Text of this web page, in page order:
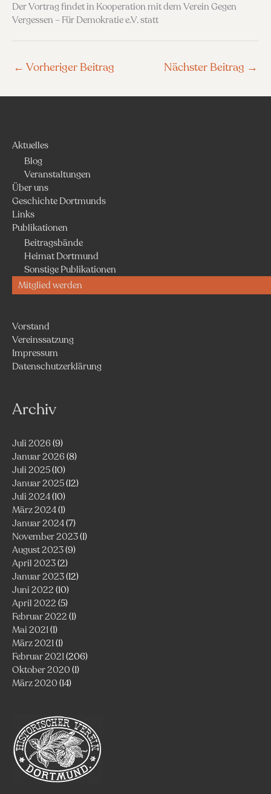
Der Vortrag findet in Kooperation mit dem Verein Gegen
Vergessen – Für Demokratie e.V. statt
← Vorheriger Beitrag Nächster Beitrag →
Aktuelles
Blog
Veranstaltungen
Über uns
Geschichte Dortmunds
Links
Publikationen
Beitragsbände
Heimat Dortmund
Sonstige Publikationen
Mitglied werden
Vorstand
Vereinssatzung
Impressum
Datenschutzerklärung
Archiv
Juli 2026(9)
Januar 2026(8)
Juli 2025(10)
Januar 2025(12)
Juli 2024(10)
März 2024(1)
Januar 2024(7)
November 2023(1)
August 2023(9)
April 2023(2)
Januar 2023(12)
Juni 2022 (10)
April 2022 (5)
Februar 2022 (1)
Mai 2021(1)
März 2021(1)
Februar 2021(206)
Oktober 2020(1)
März 2020(14)